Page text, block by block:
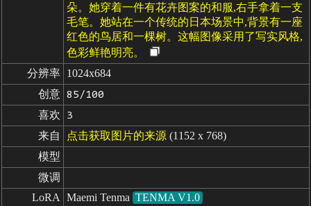
朵。她穿着一件有花卉图案的和服,右手拿着一支
毛笔。她站在一个传统的日本场景中,背景有一座
红色的鸟居和一棵树。这幅图像采用了写实风格,
色彩鲜艳明亮。
分辨率 1024x684
创意 85/100
喜欢 3
来自 点击获取图片的来源 (1152 x 768)
模型
微调
LoRA
Maemi Tenma TENMA V1.0